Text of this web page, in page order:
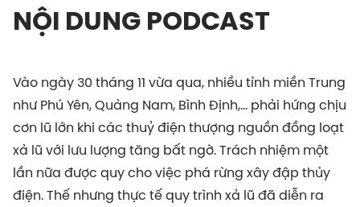
NỘI DUNG PODCAST
Vào ngày 30 tháng 11 vừa qua, nhiều tỉnh miền Trung
như Phú Yên, Quảng Nam, Bình Định,... phải hứng chịu
cơn lũ lớn khi các thuỷ điện thượng nguồn đồng loạt
xả lũ với lưu lượng tăng bất ngờ. Trách nhiệm một
lần nữa được quy cho việc phá rừng xây đập thủy
điện. Thế nhưng thực tế quy trình xả lũ đã diễn ra